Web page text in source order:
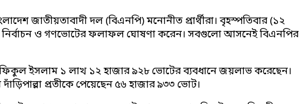
জাতীয়তাবাদী দল (বিএনপি) মনোনীত প্রার্থীরা। বৃহস্পতিবার (১২
নির্বাচন ও গণভোটের ফলাফল ঘোষণা করেন। সবগুলো আসনেই বিএনপির
রফিকুল ইসলাম ১ লাখ ১২ হাজার ৯২৮ ভোটের ব্যবধানে জয়লাভ করেছেন।
প্রতীকে পেয়েছেন ৫৬ হাজার ৯৩৩ ভোট।